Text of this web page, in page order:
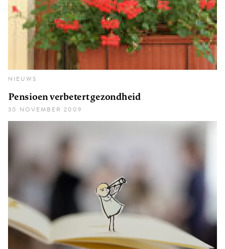
NIEUWS
Pensioen verbetert gezondheid
30 NOVEMBER 2009